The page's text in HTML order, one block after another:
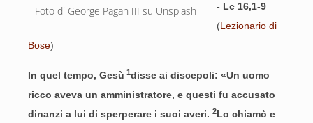
Foto di George Pagan III su Unsplash
- Lc 16,1-9
(Lezionario di
Bose)
In quel tempo, Gesù 1disse ai discepoli: «Un uomo
ricco aveva un amministratore, e questi fu accusato
dinanzi a lui di sperperare i suoi averi. 2Lo chiamò e